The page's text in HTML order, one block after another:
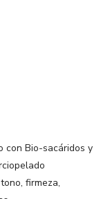
con Bio-sacáridos y
firmeza,